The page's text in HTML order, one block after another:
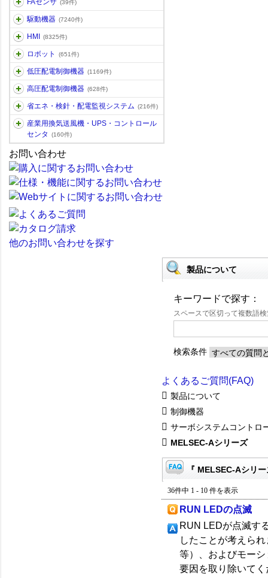
FAセンサ (39件)
駆動機器 (7240件)
HMI (8325件)
ロボット (651件)
低圧配電制御機器 (1169件)
高圧配電制御機器 (628件)
省エネ・検針・配電監視システム (216件)
産業用換気送風機・UPS・コントロール
センタ
(160件)
お問い合わせ
他のお問い合わせを探す
製品について
キーワードで探す：
スペースで区切って複数語
検索条件
よくあるご質問(FAQ)
製品について
制御機器
サーボシステムコントロ
MELSEC-Aシリーズ
『 MELSEC-Aシリ
36件中 1 - 10 件を表示
RUN LEDの点滅
RUN LEDが点滅す
したことが考えら
等）、およびモー
要因を取り除いて